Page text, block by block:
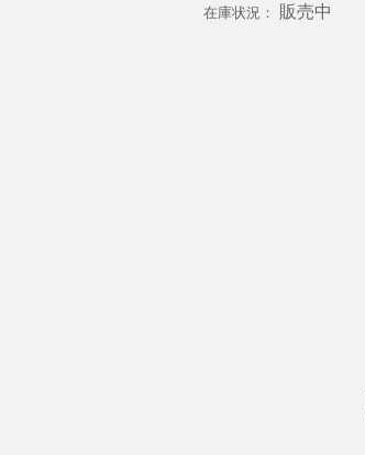
在庫状況： 販売中